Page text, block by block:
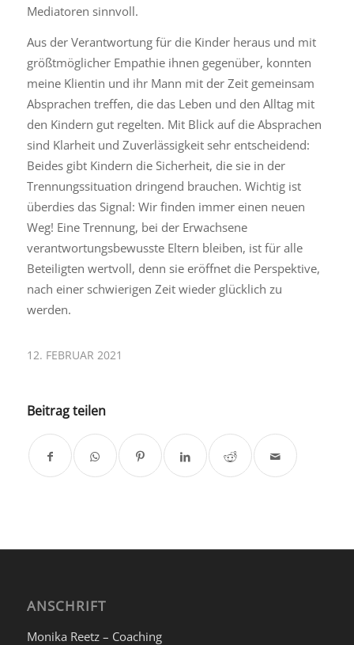
Mediatoren sinnvoll.
Aus der Verantwortung für die Kinder heraus und mit
größtmöglicher Empathie ihnen gegenüber, konnten
meine Klientin und ihr Mann mit der Zeit gemeinsam
Absprachen treffen, die das Leben und den Alltag mit
den Kindern gut regelten. Mit Blick auf die Absprachen
sind Klarheit und Zuverlässigkeit sehr entscheidend:
Beides gibt Kindern die Sicherheit, die sie in der
Trennungssituation dringend brauchen. Wichtig ist
überdies das Signal: Wir finden immer einen neuen
Weg! Eine Trennung, bei der Erwachsene
verantwortungsbewusste Eltern bleiben, ist für alle
Beteiligten wertvoll, denn sie eröffnet die Perspektive,
nach einer schwierigen Zeit wieder glücklich zu
werden.
12. FEBRUAR 2021
Beitrag teilen
ANSCHRIFT
Monika Reetz – Coaching